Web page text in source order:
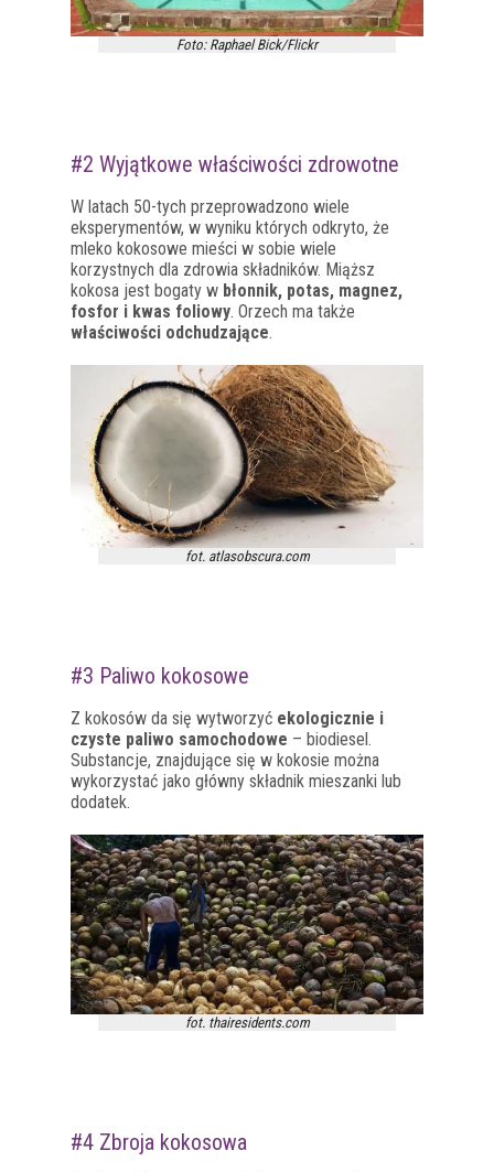
Foto: Raphael Bick/Flickr
#2 Wyjątkowe właściwości zdrowotne
W latach 50-tych przeprowadzono wiele
eksperymentów, w wyniku których odkryto, że
mleko kokosowe mieści w sobie wiele
korzystnych dla zdrowia składników. Miąższ
kokosa jest bogaty w błonnik, potas, magnez,
fosfor i kwas foliowy. Orzech ma także
właściwości odchudzające.
fot. atlasobscura.com
#3 Paliwo kokosowe
Z kokosów da się wytworzyć ekologicznie i
czyste paliwo samochodowe – biodiesel.
Substancje, znajdujące się w kokosie można
wykorzystać jako główny składnik mieszanki lub
dodatek.
fot. thairesidents.com
#4 Zbroja kokosowa